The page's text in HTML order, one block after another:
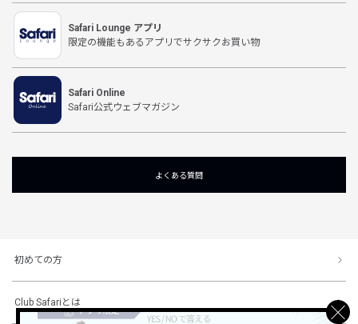
Safari Lounge アプリ
限定の機能もあるアプリでサクサクお買い物
Safari Online
Safari公式ウェブマガジン
よくある質問
初めての方
Club Safariとは